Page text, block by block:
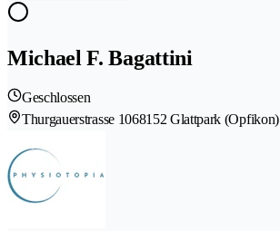
Michael F. Bagattini
Geschlossen
Thurgauerstrasse 1068152 Glattpark (Opfikon)